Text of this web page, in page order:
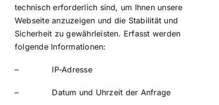
technisch erforderlich sind, um Ihnen unsere
Webseite anzuzeigen und die Stabilität und
Sicherheit zu gewährleisten. Erfasst werden
folgende Informationen:
– IP-Adresse
– Datum und Uhrzeit der Anfrage